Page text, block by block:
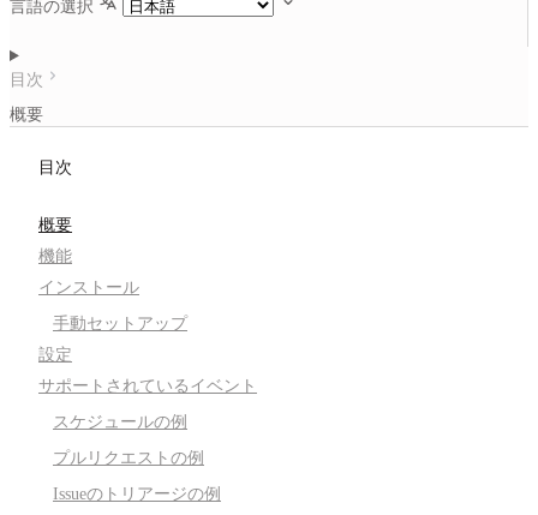
言語の選択
目次
概要
目次
概要
機能
インストール
手動セットアップ
設定
サポートされているイベント
スケジュールの例
プルリクエストの例
Issueのトリアージの例